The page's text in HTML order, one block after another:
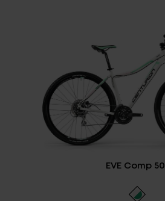
EVE Comp 50